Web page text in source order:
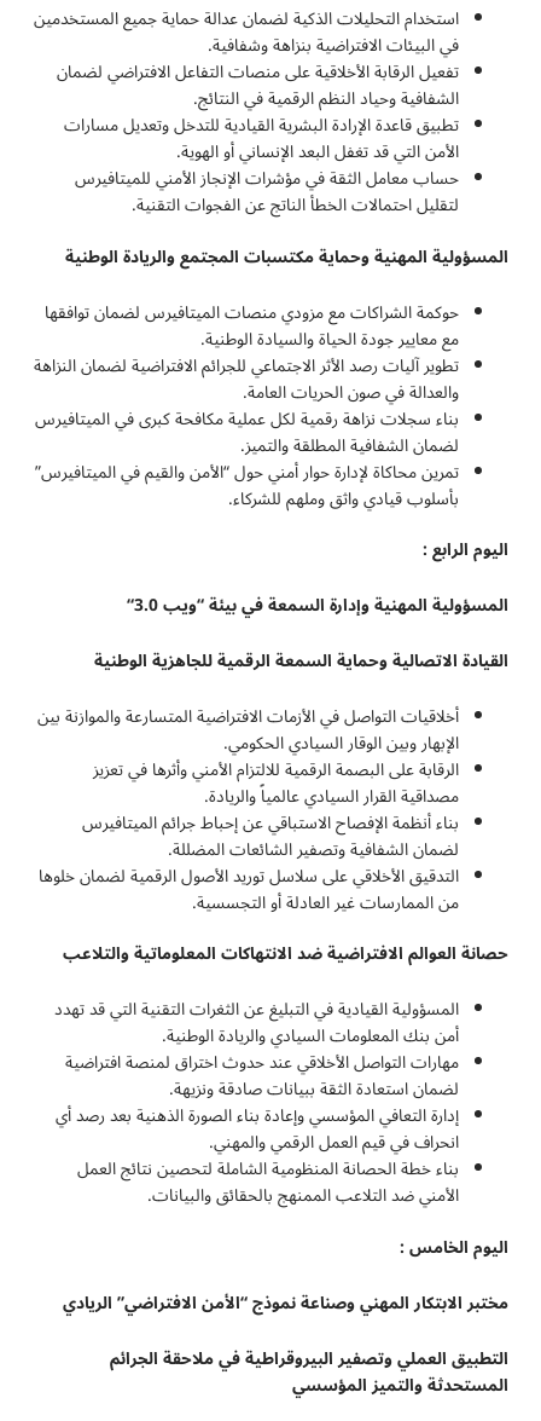
استخدام التحليلات الذكية لضمان عدالة حماية جميع المستخدمين
في البيئات الافتراضية بنزاهة وشفافية.
تفعيل الرقابة الأخلاقية على منصات التفاعل الافتراضي لضمان
الشفافية وحياد النظم الرقمية في النتائج.
تطبيق قاعدة الإرادة البشرية القيادية للتدخل وتعديل مسارات
الأمن التي قد تغفل البعد الإنساني أو الهوية.
حساب معامل الثقة في مؤشرات الإنجاز الأمني للميتافيرس
لتقليل احتمالات الخطأ الناتج عن الفجوات التقنية.
المسؤولية المهنية وحماية مكتسبات المجتمع والريادة الوطنية
حوكمة الشراكات مع مزودي منصات الميتافيرس لضمان توافقها
مع معايير جودة الحياة والسيادة الوطنية.
تطوير آليات رصد الأثر الاجتماعي للجرائم الافتراضية لضمان النزاهة
والعدالة في صون الحريات العامة.
بناء سجلات نزاهة رقمية لكل عملية مكافحة كبرى في الميتافيرس
لضمان الشفافية المطلقة والتميز.
تمرين محاكاة لإدارة حوار أمني حول “الأمن والقيم في الميتافيرس”
بأسلوب قيادي واثق وملهم للشركاء.
اليوم الرابع :
المسؤولية المهنية وإدارة السمعة في بيئة “ويب 3.0
“
القيادة الاتصالية وحماية السمعة الرقمية للجاهزية الوطنية
أخلاقيات التواصل في الأزمات الافتراضية المتسارعة والموازنة بين
الإبهار وبين الوقار السيادي الحكومي.
الرقابة على البصمة الرقمية للالتزام الأمني وأثرها في تعزيز
مصداقية القرار السيادي عالمياً والريادة.
بناء أنظمة الإفصاح الاستباقي عن إحباط جرائم الميتافيرس
لضمان الشفافية وتصفير الشائعات المضللة.
التدقيق الأخلاقي على سلاسل توريد الأصول الرقمية لضمان خلوها
من الممارسات غير العادلة أو التجسسية.
حصانة العوالم الافتراضية ضد الانتهاكات المعلوماتية والتلاعب
المسؤولية القيادية في التبليغ عن الثغرات التقنية التي قد تهدد
أمن بنك المعلومات السيادي والريادة الوطنية.
مهارات التواصل الأخلاقي عند حدوث اختراق لمنصة افتراضية
لضمان استعادة الثقة ببيانات صادقة ونزيهة.
إدارة التعافي المؤسسي وإعادة بناء الصورة الذهنية بعد رصد أي
انحراف في قيم العمل الرقمي والمهني.
بناء خطة الحصانة المنظومية الشاملة لتحصين نتائج العمل
الأمني ضد التلاعب الممنهج بالحقائق والبيانات.
اليوم الخامس :
مختبر الابتكار المهني وصناعة نموذج “الأمن الافتراضي” الريادي
التطبيق العملي وتصفير البيروقراطية في ملاحقة الجرائم
المستحدثة والتميز المؤسسي